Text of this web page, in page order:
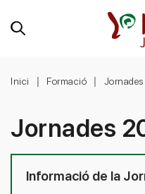
Inici Formació Jornades
Jornades
Informació de la